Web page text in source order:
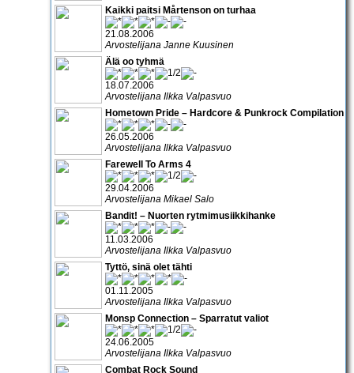
Kaikki paitsi Mårtenson on turhaa
21.08.2006
Arvostelijana Janne Kuusinen
Älä oo tyhmä
18.07.2006
Arvostelijana Ilkka Valpasvuo
Hometown Pride – Hardcore & Punkrock Compilation
26.05.2006
Arvostelijana Ilkka Valpasvuo
Farewell To Arms 4
29.04.2006
Arvostelijana Mikael Salo
Bandit! – Nuorten rytmimusiikkihanke
11.03.2006
Arvostelijana Ilkka Valpasvuo
Tyttö, sinä olet tähti
01.11.2005
Arvostelijana Ilkka Valpasvuo
Monsp Connection – Sparratut valiot
24.06.2005
Arvostelijana Ilkka Valpasvuo
Combat Rock Sound